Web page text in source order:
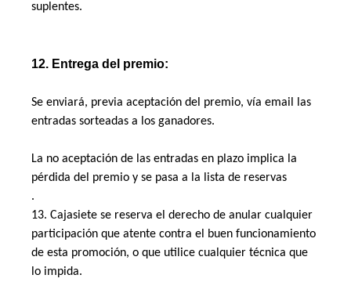
suplentes.
12. Entrega del premio:
Se enviará, previa aceptación del premio, vía email las
entradas sorteadas a los ganadores.
La no aceptación de las entradas en plazo implica la
pérdida del premio y se pasa a la lista de reservas
.
13. Cajasiete se reserva el derecho de anular cualquier
participación que atente contra el buen funcionamiento
de esta promoción, o que utilice cualquier técnica que
lo impida.